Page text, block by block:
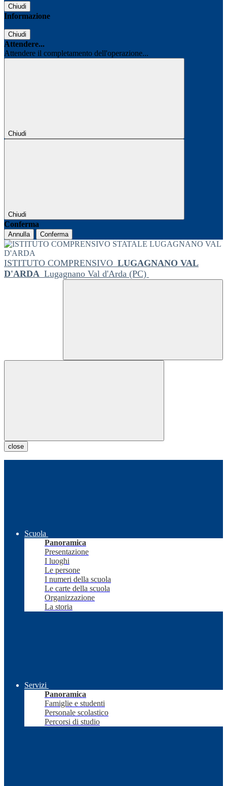
Chiudi
Informazione
Chiudi
Attendere...
Attendere il completamento dell'operazione...
Chiudi
Chiudi
Conferma
Annulla Conferma
ISTITUTO COMPRENSIVO LUGAGNANO VAL
D'ARDA Lugagnano Val d'Arda (PC)
close
Scuola
Panoramica
Presentazione
I luoghi
Le persone
I numeri della scuola
Le carte della scuola
Organizzazione
La storia
Servizi
Panoramica
Famiglie e studenti
Personale scolastico
Percorsi di studio